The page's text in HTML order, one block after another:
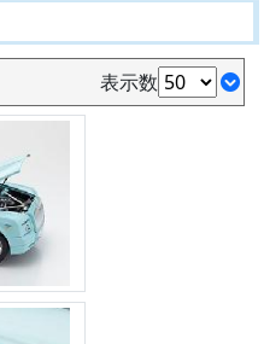
表示数